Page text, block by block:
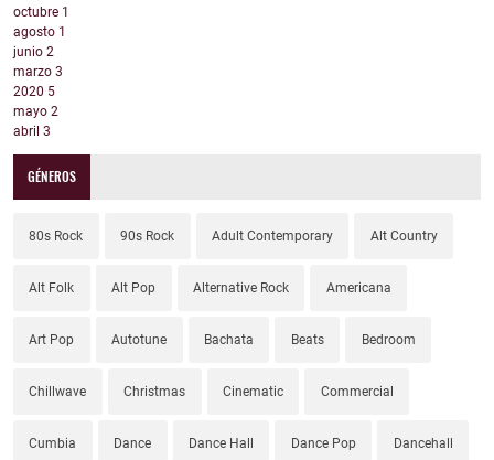
octubre 1
agosto 1
junio 2
marzo 3
2020 5
mayo 2
abril 3
GÉNEROS
80s Rock 90s Rock Adult Contemporary Alt Country
Alt Folk Alt Pop Alternative Rock Americana
Art Pop Autotune Bachata Beats Bedroom
Chillwave Christmas Cinematic Commercial
Cumbia Dance Dance Hall Dance Pop Dancehall